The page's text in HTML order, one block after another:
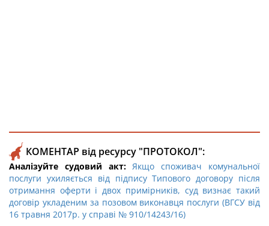
КОМЕНТАР від ресурсу "ПРОТОКОЛ":
Аналізуйте судовий акт: Якщо споживач комунальної
послуги ухиляється від підпису Типового договору після
отримання оферти і двох примірників, суд визнає такий
договір укладеним за позовом виконавця послуги (ВГСУ від
16 травня 2017р. у справі № 910/14243/16)